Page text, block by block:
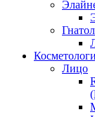
Лицо